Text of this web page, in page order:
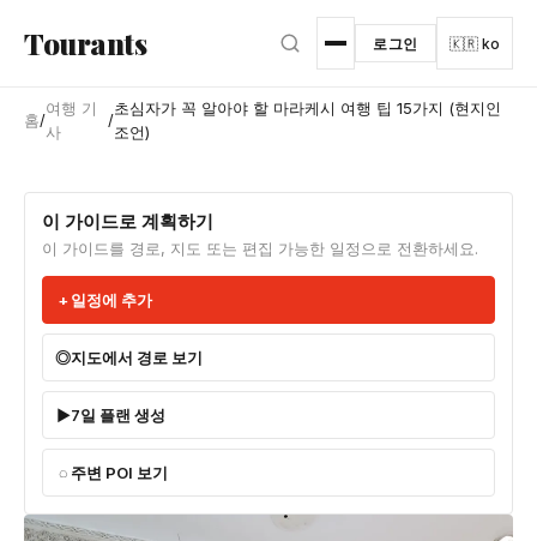
Tourants 로그인 🇰🇷 ko
홈/
여행 기
사
/
초심자가 꼭 알아야 할 마라케시 여행 팁 15가지 (현지인
조언)
이 가이드로 계획하기
이 가이드를 경로, 지도 또는 편집 가능한 일정으로 전환하세요.
일정에 추가
지도에서 경로 보기
7일 플랜 생성
주변 POI 보기